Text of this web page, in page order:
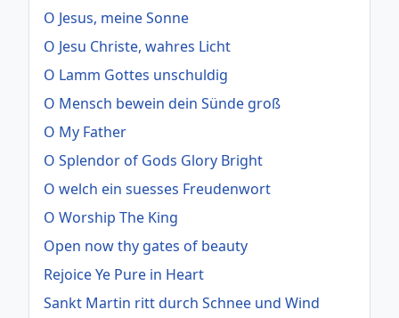
O Jesus, meine Sonne
O Jesu Christe, wahres Licht
O Lamm Gottes unschuldig
O Mensch bewein dein Sünde groß
O My Father
O Splendor of Gods Glory Bright
O welch ein suesses Freudenwort
O Worship The King
Open now thy gates of beauty
Rejoice Ye Pure in Heart
Sankt Martin ritt durch Schnee und Wind